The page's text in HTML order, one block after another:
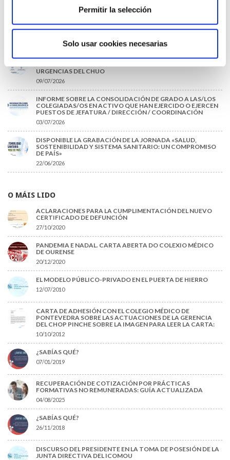
Permitir la selección
Solo usar cookies necesarias
CONDICIONES DE LOS MÉDICOS QUE ATIENDEN A
MUTUALISTAS
09/07/2026
EL COLEGIO DE MÉDICOS DE OURENSE EXIGE MEDIDAS
URGENCIAS DEL CHUO
09/07/2026
INFORME SOBRE LA CONSOLIDACIÓN DE GRADO A LAS/LOS
COLEGIADAS/OS EN ACTIVO QUE HAN EJERCIDO O EJERCEN
PUESTOS DE JEFATURA / DIRECCIÓN / COORDINACIÓN
03/07/2026
DISPONIBLE LA GRABACIÓN DE LA JORNADA «SALUD,
SOSTENIBILIDAD Y SISTEMA SANITARIO: UN COMPROMISO
DE PAÍS»
22/06/2026
O MÁIS LIDO
ACLARACIONES PARA LA CUMPLIMENTACIÓN DEL NUEVO
CERTIFICADO DE DEFUNCIÓN
27/10/2020
PANDEMIA E NADAL. CARTA ABERTA DO COLEXIO MÉDICO
DE OURENSE
20/12/2020
EL MODELO PÚBLICO-PRIVADO EN EL PUERTA DE HIERRO
12/07/2010
CARTA DE ADHESIÓN CON EL COLEGIO MÉDICO DE
PONTEVEDRA SOBRE LAS ACTUACIONES DE LA GERENCIA
DEL CHOP PINCHE SOBRE LA IMAGEN PARA LEER LA CARTA:
10/10/2012
¿SABÍAS QUÉ?
07/01/2019
RECUPERACIÓN DE COTIZACIÓN POR PRÁCTICAS
FORMATIVAS NO REMUNERADAS: GUÍA ACTUALIZADA
04/08/2025
¿SABÍAS QUÉ?
26/11/2018
DISCURSO DEL PRESIDENTE EN LA TOMA DE POSESIÓN DE LA
JUNTA DIRECTIVA DEL ICOMOU